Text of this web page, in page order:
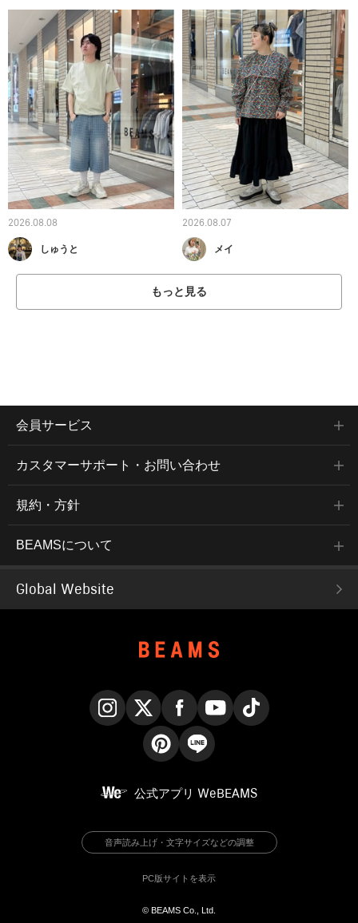
2026.08.08
しゅうと
2026.08.07
メイ
もっと見る
会員サービス
カスタマーサポート・お問い合わせ
規約・方針
BEAMSについて
Global Website
公式アプリ WeBEAMS
音声読み上げ・文字サイズなどの調整
PC版サイトを表示
© BEAMS Co., Ltd.